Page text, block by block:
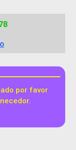
por favor